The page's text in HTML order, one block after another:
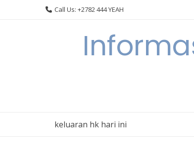
Call Us: +2782 444 YEAH
keluaran hk hari ini